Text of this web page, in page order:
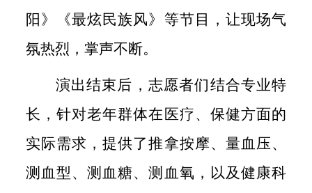
阳》《最炫民族风》等节目，让现场气
氛热烈，掌声不断。
演出结束后，志愿者们结合专业特
长，针对老年群体在医疗、保健方面的
实际需求，提供了推拿按摩、量血压、
测血型、测血糖、测血氧，以及健康科